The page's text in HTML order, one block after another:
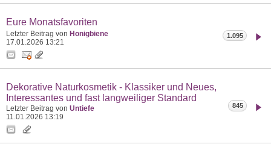
Eure Monatsfavoriten
Letzter Beitrag von Honigbiene
17.01.2026 13:21
1.095
Dekorative Naturkosmetik - Klassiker und Neues,
Interessantes und fast langweiliger Standard
Letzter Beitrag von Untiefe
11.01.2026 13:19
845